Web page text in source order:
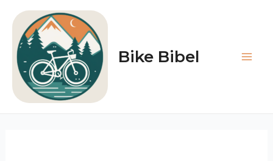
Inhalt
springen
Bike Bibel